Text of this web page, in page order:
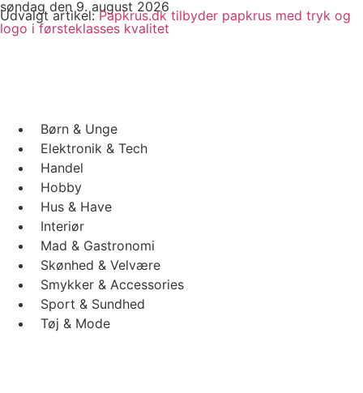
Videre
til
søndag den 9. august 2026
Udvalgt artikel:Papkrus.dk tilbyder papkrus med tryk og
logo i førsteklasses kvalitet
Børn & Unge
Elektronik & Tech
Handel
Hobby
Hus & Have
Interiør
Mad & Gastronomi
Skønhed & Velvære
Smykker & Accessories
Sport & Sundhed
Tøj & Mode